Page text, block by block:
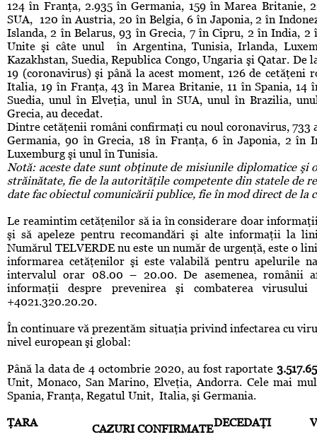
124 în Franţa, 2.935 în Germania, 159 în Marea Britanie,
SUA, 120 în Austria, 20 în Belgia, 6 în Japonia, 2 în
Islanda, 2 în Belarus, 93 în Grecia, 7 în Cipru, 2 în India,
Unite şi câte unul în Argentina, Tunisia, Irlanda,
Kazakhstan, Suedia, Republica Congo, Ungaria şi Qatar.
19 (coronavirus) şi până la acest moment, 126 de
Italia, 19 în Franţa, 43 în Marea Britanie, 11 în Spania, 14
Suedia, unul în Elveţia, unul în SUA, unul în Brazilia,
Grecia, au decedat.
Dintre cetăţenii români confirmaţi cu noul coronavirus, 733
Germania, 90 în Grecia, 18 în Franţa, 6 în Japonia, 2 în
Luxemburg şi unul în Tunisia.
Notă: aceste date sunt obţinute de misiunile diplomatice şi
străinătate, fie de la autorităţile competente din statele de
date fac obiectul comunicării publice, fie în mod direct de la
Le reamintim cetăţenilor să ia în considerare doar
şi să apeleze pentru recomandări şi alte informaţii la
Numărul TELVERDE nu este un număr de urgenţă, este o
informarea cetăţenilor şi este valabilă pentru apelurile
intervalul orar 08.00 – 20.00. De asemenea, românii
informaţii despre prevenirea şi combaterea
+4021.320.20.20.
În continuare vă prezentăm situaţia privind infectarea cu
nivel european şi global:
Până la data de 4 octombrie 2020, au fost raportate
Unit, Monaco, San Marino, Elveţia, Andorra. Cele mai
Spania, Franţa, Regatul Unit, Italia, şi Germania.
ŢARA
CAZURI CONFIRMATEDECEDAŢI